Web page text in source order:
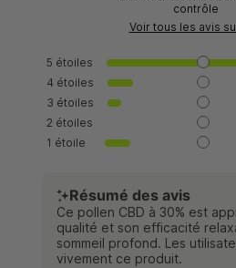
contrôle
Voir tous les avis
5 étoiles
4 étoiles
3 étoiles
2 étoiles
1 étoile
Résumé des avis
Ce pollen CBD à 30% est
qualité et son efficacité
sommeil profond. Les
vivement ce produit.